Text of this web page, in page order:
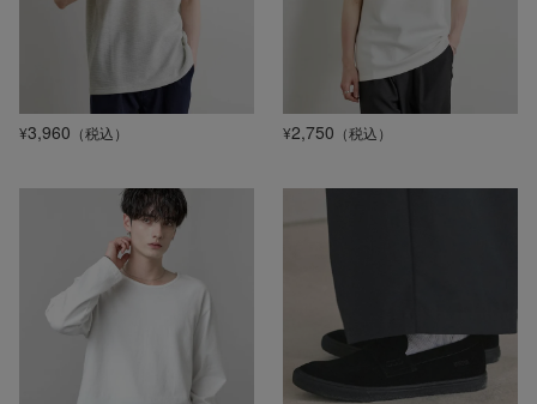
¥3,960 （税込） ¥2,750 （税込）